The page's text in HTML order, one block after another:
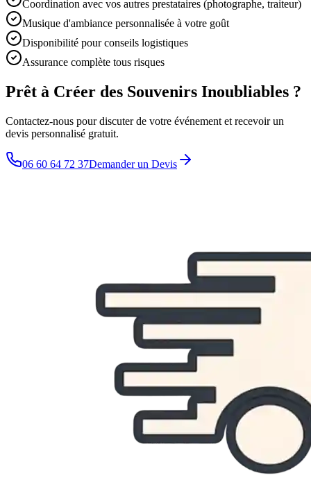
Coordination avec vos autres prestataires (photographe, traiteur)
Musique d'ambiance personnalisée à votre goût
Disponibilité pour conseils logistiques
Assurance complète tous risques
Prêt à Créer des Souvenirs Inoubliables ?
Contactez-nous pour discuter de votre événement et recevoir un
devis personnalisé gratuit.
06 60 64 72 37Demander un Devis